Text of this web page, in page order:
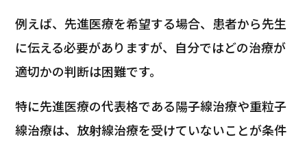
例えば、先進医療を希望する場合、患者から先生
に伝える必要がありますが、自分ではどの治療が
適切かの判断は困難です。
特に先進医療の代表格である陽子線治療や重粒子
線治療は、放射線治療を受けていないことが条件